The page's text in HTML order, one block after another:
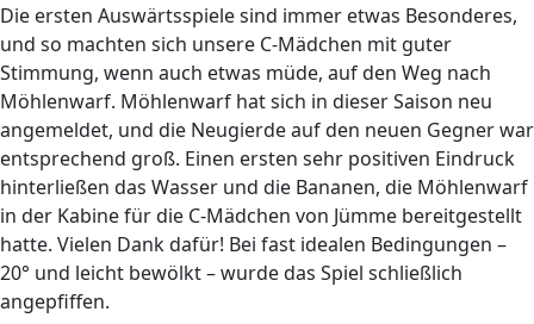
Die ersten Auswärtsspiele sind immer etwas Besonderes,
und so machten sich unsere C-Mädchen mit guter
Stimmung, wenn auch etwas müde, auf den Weg nach
Möhlenwarf. Möhlenwarf hat sich in dieser Saison neu
angemeldet, und die Neugierde auf den neuen Gegner war
entsprechend groß. Einen ersten sehr positiven Eindruck
hinterließen das Wasser und die Bananen, die Möhlenwarf
in der Kabine für die C-Mädchen von Jümme bereitgestellt
hatte. Vielen Dank dafür! Bei fast idealen Bedingungen –
20° und leicht bewölkt – wurde das Spiel schließlich
angepfiffen.